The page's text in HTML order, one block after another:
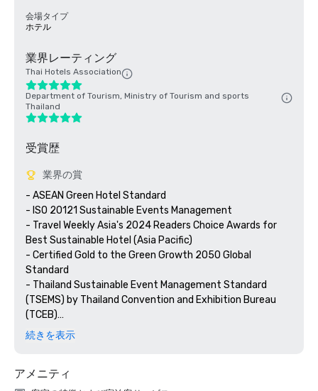
会場タイプ
ホテル
業界レーティング
Thai Hotels Association
Department of Tourism, Ministry of Tourism and sports
Thailand
受賞歴
業界の賞
- ASEAN Green Hotel Standard
- ISO 20121 Sustainable Events Management
- Travel Weekly Asia's 2024 Readers Choice Awards for
Best Sustainable Hotel (Asia Pacific)
- Certified Gold to the Green Growth 2050 Global
Standard
- Thailand Sustainable Event Management Standard
(TSEMS) by Thailand Convention and Exhibition Bureau
(TCEB)
- ASEAN MICE Venue Standard (AMVS) by Thailand
Convention and Exhibition Bureau (TCEB)
Convention and Exhibition Bureau (TCEB)
続きを表示
アメニティ